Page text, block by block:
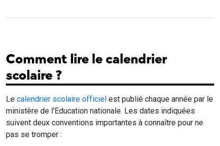
Comment lire le calendrier
scolaire ?
Le calendrier scolaire officiel est publié chaque année par le
ministère de l'Education nationale. Les dates indiquées
suivent deux conventions importantes à connaître pour ne
pas se tromper :